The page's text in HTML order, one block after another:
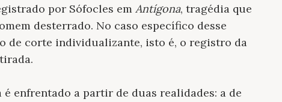
por Sófocles em Antígona, tragédia que
desterrado. No caso específico desse
de corte individualizante, isto é, o registro da
enfrentado a partir de duas realidades: a de